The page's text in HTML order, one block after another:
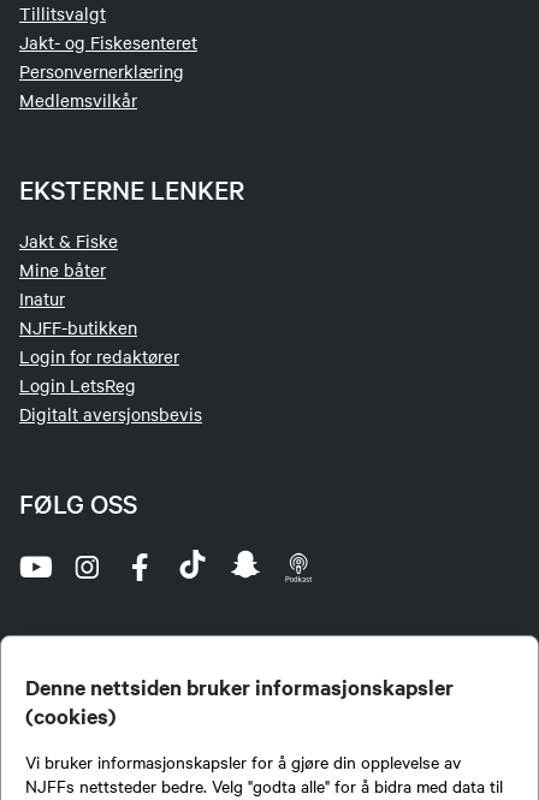
Denne nettsiden bruker informasjonskapsler
(cookies)
Vi bruker informasjonskapsler for å gjøre din opplevelse av
NJFFs nettsteder bedre. Velg "godta alle" for å bidra med data til
Tillitsvalgt
Jakt- og Fiskesenteret
Personvernerklæring
Medlemsvilkår
EKSTERNE LENKER
Jakt & Fiske
Mine båter
Inatur
NJFF-butikken
Login for redaktører
Login LetsReg
Digitalt aversjonsbevis
FØLG OSS
jegere og sportsfiskere og et av de viktigste miljøene for formidling av kunnskap om jakt og
fiske i Norge. Vi er en partipolitisk nøytral organisasjon, men har et sterkt jakt-, fiske-, og